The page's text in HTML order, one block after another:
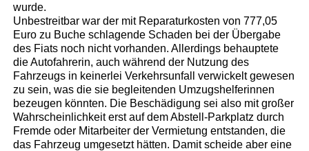
wurde.
Unbestreitbar war der mit Reparaturkosten von 777,05
Euro zu Buche schlagende Schaden bei der Übergabe
des Fiats noch nicht vorhanden. Allerdings behauptete
die Autofahrerin, auch während der Nutzung des
Fahrzeugs in keinerlei Verkehrsunfall verwickelt gewesen
zu sein, was die sie begleitenden Umzugshelferinnen
bezeugen könnten. Die Beschädigung sei also mit großer
Wahrscheinlichkeit erst auf dem Abstell-Parkplatz durch
Fremde oder Mitarbeiter der Vermietung entstanden, die
das Fahrzeug umgesetzt hätten. Damit scheide aber eine